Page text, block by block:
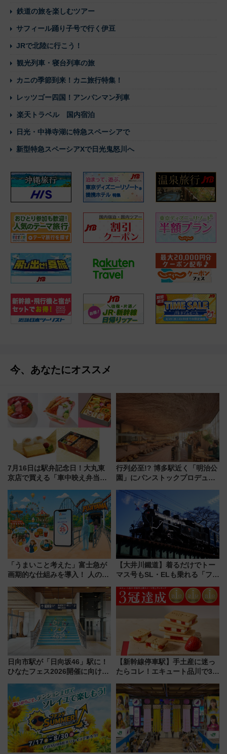
鉄道の旅を楽しむツアー
サフィール踊り子号で行く伊豆
JRで北陸に行こう！
観光列車・寝台列車の旅
カニの季節到来！カニ旅行特集！
レッツゴー四国！アンパンマン列車
楽天トラベル 国内宿泊
日光・中禅寺湖に特急スペーシアで
新型特急スペーシアXで日光鬼怒川へ
今、あなたにオススメ
7月16日は駅弁記念日！大丸東
京店で買える「車中映え弁当」
行列必至!? 博多駅近く「明治公
園」にパンストックプロデュー
オープン 秋からはビストロ営業
も！
「うまいこと考えた」富士急が
画期的な仕組みを導入！ 人のか
ん」始動
【大井川鐵道】着るだけでトー
マス号もSL・ELも乗れる「フリ
受注販売
日向市駅が「日向坂46」駅に！
ひなたフェス2026開催に向けJR
全力応援 夜行列車「ドリーム
おひさま号」も走る
【新幹線停車駅】手土産に迷っ
たらコレ！エキュート品川で3年
産スイーツとは？